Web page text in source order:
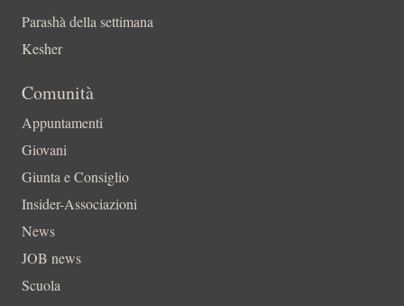
Parashà della settimana
Kesher
Comunità
Appuntamenti
Giovani
Giunta e Consiglio
Insider-Associazioni
News
JOB news
Scuola